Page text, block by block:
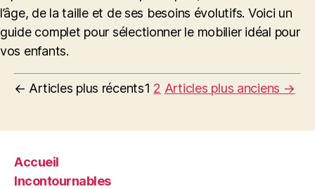
l’âge, de la taille et de ses besoins évolutifs. Voici un
guide complet pour sélectionner le mobilier idéal pour
vos enfants.
Pagination
publications
← Articles plus récents1 2 Articles plus anciens →
Accueil
Incontournables